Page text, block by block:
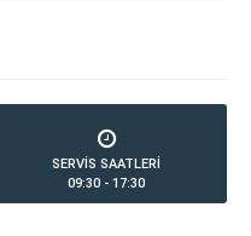
SERVİS SAATLERİ
09:30 - 17:30